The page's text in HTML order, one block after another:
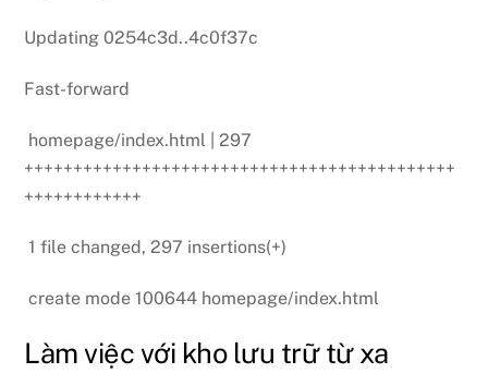
Updating 0254c3d..4c0f37c
Fast-forward
homepage/index.html | 297
++++++++++++++++++++++++++++++++++++++++++++
++++++++++++
1 file changed, 297 insertions(+)
create mode 100644 homepage/index.html
Làm việc với kho lưu trữ từ xa